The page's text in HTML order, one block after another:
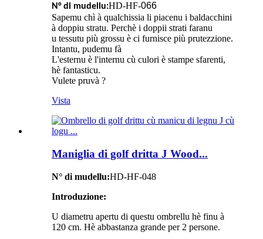
N° di mudellu:HD-HF-066
Sapemu chì à qualchissia li piacenu i baldacchini
à doppiu stratu. Perchè i doppii strati faranu
u tessutu più grossu è ci furnisce più prutezzione.
Intantu, pudemu fà
L'esternu è l'internu cù culori è stampe sfarenti,
hè fantasticu.
Vulete pruvà ?
Vista
Maniglia di golf dritta J Wood...
N° di mudellu:HD-HF-048
Introduzione:
U diametru apertu di questu ombrellu hè finu à
120 cm. Hè abbastanza grande per 2 persone.